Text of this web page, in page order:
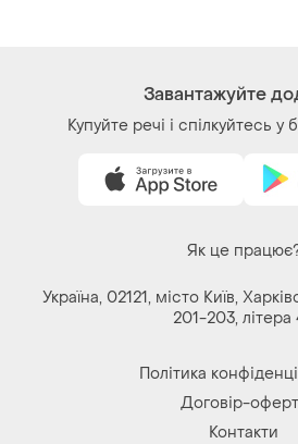
Завантажуйте
Купуйте речі і спілкуйтесь у
Як це
Україна, 02121, місто Київ,
201-203, літера
Політика
Договір-
Контакти